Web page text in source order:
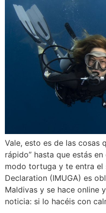
Vale, esto es de las cosas
rápido” hasta que estás
modo tortuga y te entra
Declaration (IMUGA) es
Maldivas y se hace online
noticia: si lo hacéis con